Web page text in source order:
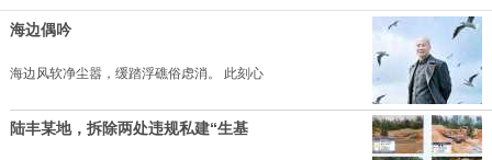
海边偶吟
海边风软净尘嚣，缓踏浮礁俗虑消。 此刻心
陆丰某地，拆除两处违规私建“生基